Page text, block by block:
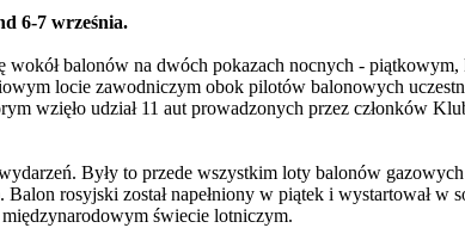
6-7 września.
balonów na dwóch pokazach nocnych -
locie zawodniczym obok pilotów balonowych
wzięło udział 11 aut prowadzonych przez członków
Były to przede wszystkim loty balonów
rosyjski został napełniony w piątek i wystartował w
świecie lotniczym.